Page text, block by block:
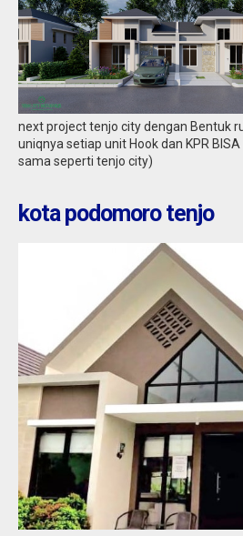
tenjo : tenjo city
Jual
next project tenjo city dengan Bentuk
uniqnya setiap unit Hook dan KPR BISA
sama seperti tenjo city)
kota podomoro tenjo